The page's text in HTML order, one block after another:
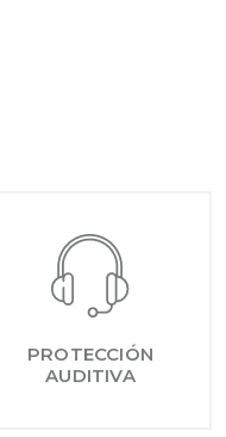
PROTECCIÓN
AUDITIVA